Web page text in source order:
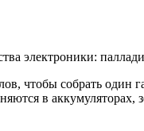
электроники:
чтобы собрать
в